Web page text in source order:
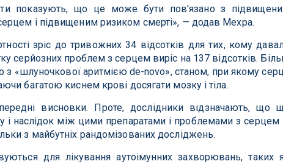
показують, що це може бути пов'язано з
і підвищеним ризиком смерті», — додав Мехра.
зріс до тривожних 34 відсотків для тих, кому
серйозних проблем з серцем виріс на 137 відсотків.
з «шлуночкової аритмією de-novo», станом, при якому
багатою киснем крові досягати мозку і тіла.
висновки. Проте, дослідники відзначають, що
і наслідок між цими препаратами і проблемами з серцем
з майбутніх рандомізованих досліджень.
для лікування аутоімунних захворювань, таких